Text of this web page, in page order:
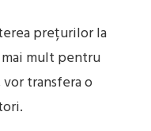
prețurilor la
mult pentru
transfera o